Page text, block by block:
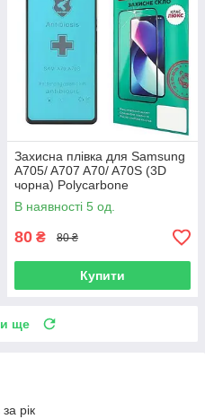
Захисна плівка для Samsung
A705/ A707 A70/ A70S (3D
чорна) Polycarbone
В наявності 5 од.
80 ₴ 80 ₴
Купити
ще
рік